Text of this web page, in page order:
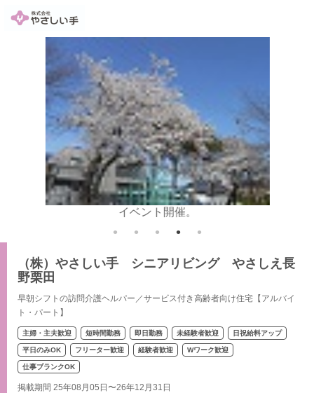
イベント開催。
（株）やさしい手 シニアリビング やさしえ長
野栗田
早朝シフトの訪問介護ヘルパー／サービス付き高齢者向け住宅【アルバイ
ト・パート】
主婦・主夫歓迎 短時間勤務 即日勤務 未経験者歓迎 日祝給料アップ
平日のみOK フリーター歓迎 経験者歓迎 Wワーク歓迎
仕事ブランクOK
掲載期間 25年08月05日〜26年12月31日